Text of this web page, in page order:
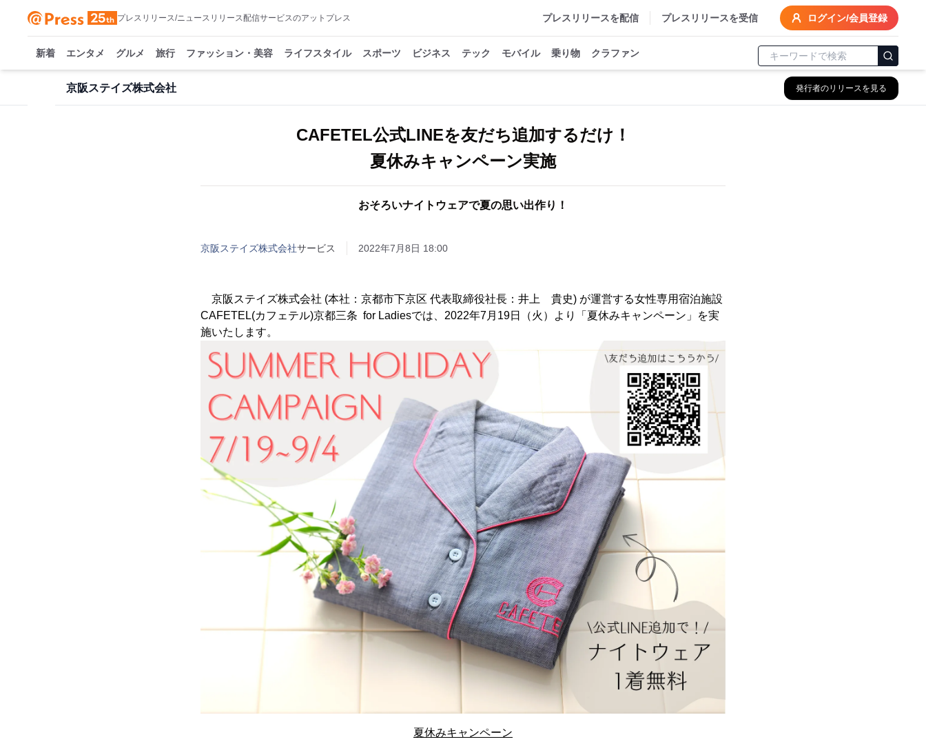
プレスリリース/ニュースリリース配信サービスのアットプレス プレスリリースを配信 プレスリリースを受信 ログイン/会員登録
新着 エンタメ グルメ 旅行 ファッション・美容 ライフスタイル スポーツ ビジネス テック モバイル 乗り物 クラファン
京阪ステイズ株式会社 発行者のリリースを見る
CAFETEL公式LINEを友だち追加するだけ！
夏休みキャンペーン実施
おそろいナイトウェアで夏の思い出作り！
京阪ステイズ株式会社サービス 2022年7月8日 18:00
京阪ステイズ株式会社 (本社：京都市下京区 代表取締役社長：井上 貴史) が運営する女性専用宿泊施設
CAFETEL(カフェテル)京都三条 for Ladiesでは、2022年7月19日（火）より「夏休みキャンペーン」を実
施いたします。
夏休みキャンペーン